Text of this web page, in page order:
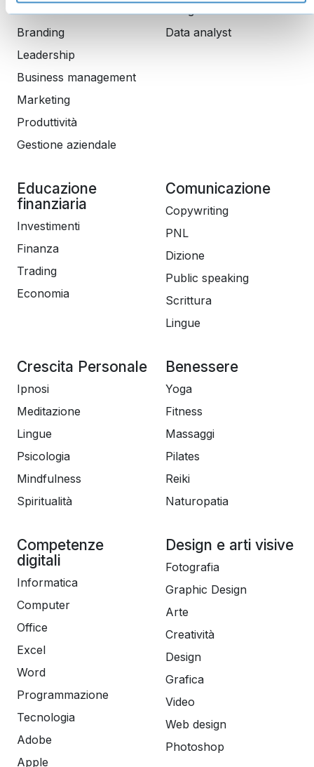
Vendita
Branding
Leadership
Business management
Marketing
Produttività
Gestione aziendale
Google
Data analyst
Educazione
finanziaria
Investimenti
Finanza
Trading
Economia
Comunicazione
Copywriting
PNL
Dizione
Public speaking
Scrittura
Lingue
Crescita Personale
Ipnosi
Meditazione
Lingue
Psicologia
Mindfulness
Spiritualità
Benessere
Yoga
Fitness
Massaggi
Pilates
Reiki
Naturopatia
Competenze
digitali
Informatica
Computer
Office
Excel
Word
Programmazione
Tecnologia
Adobe
Apple
Design e arti visive
Fotografia
Graphic Design
Arte
Creatività
Design
Grafica
Video
Web design
Photoshop